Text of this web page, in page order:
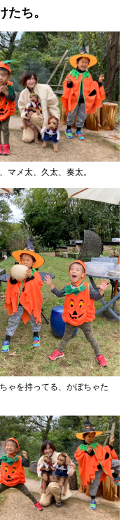
たち。
マメ太、久太、奏太。
ゃを持ってる、かぼちゃた